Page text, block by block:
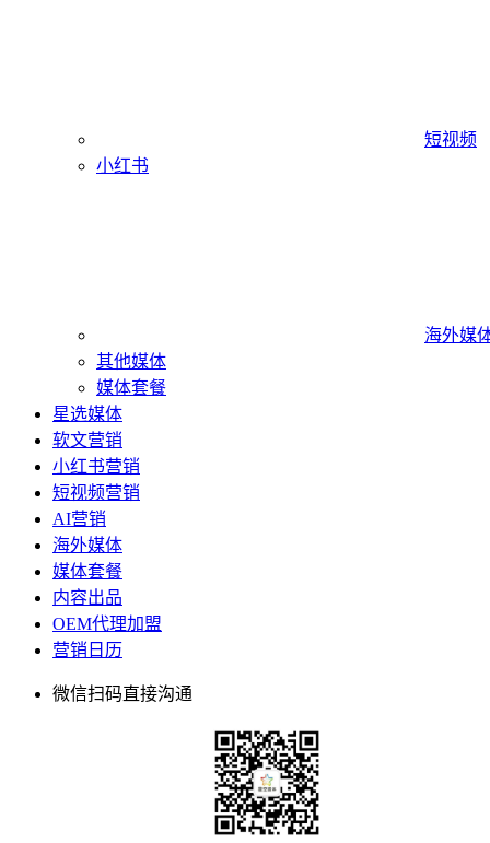
短视频
小红书
海外媒
其他媒体
媒体套餐
星选媒体
软文营销
小红书营销
短视频营销
AI营销
海外媒体
媒体套餐
内容出品
OEM代理加盟
营销日历
微信扫码直接沟通